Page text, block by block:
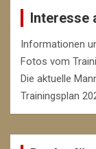
Interesse
Informationen
Fotos vom
Die aktuelle
Trainingsplan